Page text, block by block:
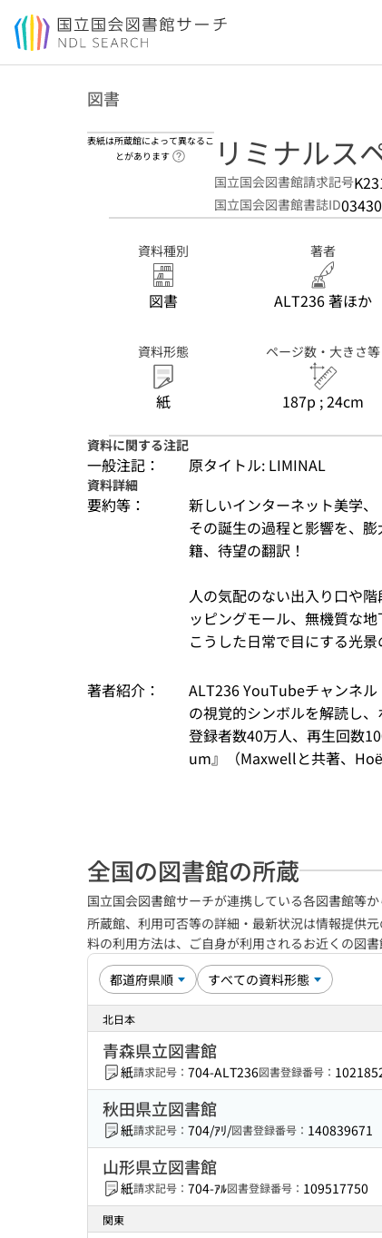
本文へ移動
図書
表紙は所蔵館によって異なるこ
とがあります
ヘルプページへのリンク
リミナルス
国立国会図書館請求記号
国立国会図書館書誌ID
資料種別
図書
著者
ALT236 著ほか
資料形態
紙
ページ数・大きさ等
187p ; 24cm
資料に関する注記
一般注記： 原タイトル: LIMINAL
資料詳細
要約等：
新しいインターネット美学、
その誕生の過程と影響を、
籍、待望の翻訳！
人の気配のない出入り口や
ッピングモール、無機質な
こうした日常で目にする光
著者紹介：
ALT236 YouTubeチャンネ
の視覚的シンボルを解読し
登録者数40万人、再生回数
um』（Maxwellと共著、
全国の図書館の所蔵
国立国会図書館サーチが連携している各図書館等
所蔵館、利用可否等の詳細・最新状況は情報提供
料の利用方法は、ご自身が利用されるお近くの図
北日本
青森県立図書館
紙請求記号： 704-ALT236図書登録番号：
秋田県立図書館
紙請求記号： 704/ｱﾘ/図書登録番号： 140839671
山形県立図書館
紙請求記号： 704-ｱﾙ図書登録番号： 109517750
関東